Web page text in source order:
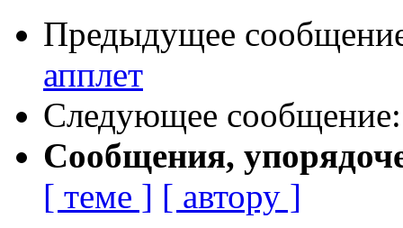
Предыдущее
апплет
Следующее
Сообщения,
[ теме ] [ автору ]